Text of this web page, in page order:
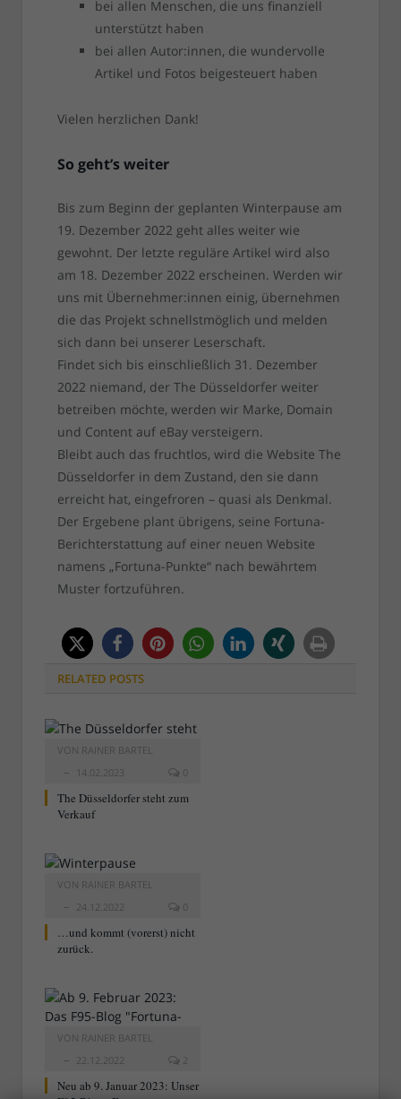
bei allen Menschen, die uns finanziell
unterstützt haben
bei allen Autor:innen, die wundervolle
Artikel und Fotos beigesteuert haben
Vielen herzlichen Dank!
So geht’s weiter
Bis zum Beginn der geplanten Winterpause am
19. Dezember 2022 geht alles weiter wie
gewohnt. Der letzte reguläre Artikel wird also
am 18. Dezember 2022 erscheinen. Werden wir
uns mit Übernehmer:innen einig, übernehmen
die das Projekt schnellstmöglich und melden
sich dann bei unserer Leserschaft.
Findet sich bis einschließlich 31. Dezember
2022 niemand, der The Düsseldorfer weiter
betreiben möchte, werden wir Marke, Domain
und Content auf eBay versteigern.
Bleibt auch das fruchtlos, wird die Website The
Düsseldorfer in dem Zustand, den sie dann
erreicht hat, eingefroren – quasi als Denkmal.
Der Ergebene plant übrigens, seine Fortuna-
Berichterstattung auf einer neuen Website
namens „Fortuna-Punkte“ nach bewährtem
Muster fortzuführen.
RELATED POSTS
VON RAINER BARTEL
14.02.2023
0
The Düsseldorfer steht zum
Verkauf
VON RAINER BARTEL
24.12.2022
0
…und kommt (vorerst) nicht
zurück.
VON RAINER BARTEL
22.12.2022
2
Neu ab 9. Januar 2023: Unser